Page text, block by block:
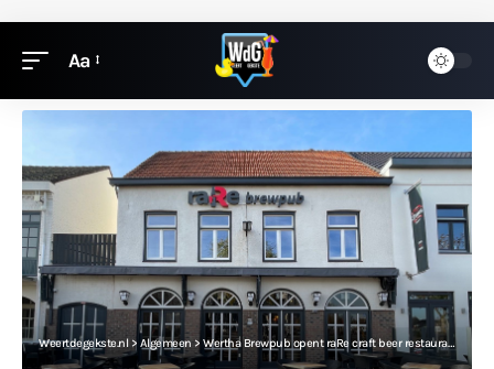
Aa
Weertdegekste.nl > Algemeen > Wertha Brewpub opent raRe craft beer restaurant